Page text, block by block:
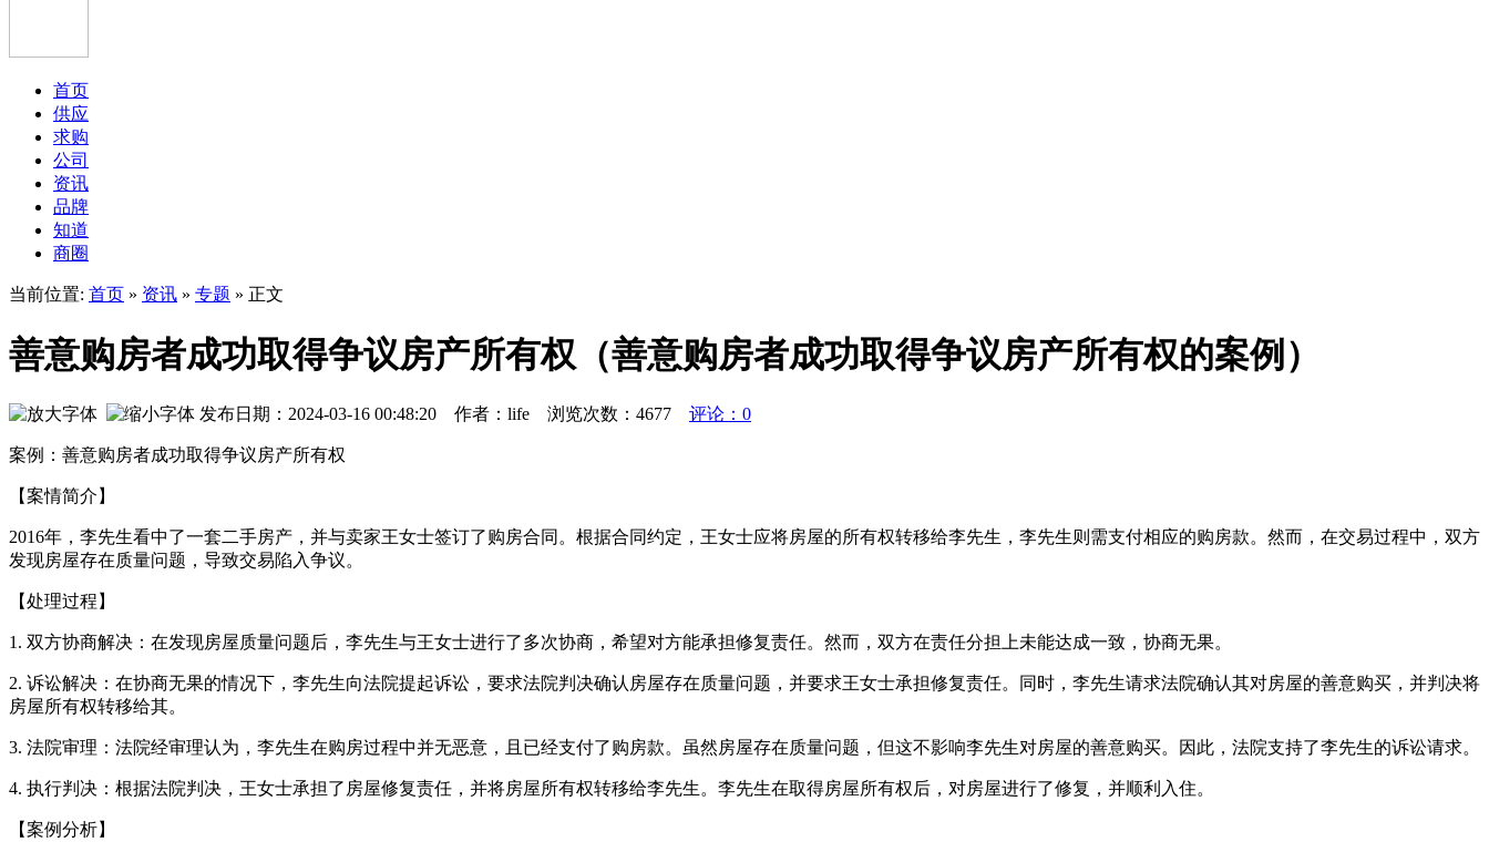
首页
供应
求购
公司
资讯
品牌
知道
商圈
当前位置: 首页 » 资讯 » 专题 » 正文
善意购房者成功取得争议房产所有权（善意购房者成功取得争议房产所有权的案例）
发布日期：2024-03-16 00:48:20 作者：life 浏览次数： 4677 评论：0
案例：善意购房者成功取得争议房产所有权
【案情简介】
2016年，李先生看中了一套二手房产，并与卖家王女士签订了购房合同。根据合同约定，王女士应将房屋的所有权转移给李先生，李先生则需支付相应的购房款。然而，在交易过程中，双方
发现房屋存在质量问题，导致交易陷入争议。
【处理过程】
1. 双方协商解决：在发现房屋质量问题后，李先生与王女士进行了多次协商，希望对方能承担修复责任。然而，双方在责任分担上未能达成一致，协商无果。
2. 诉讼解决：在协商无果的情况下，李先生向法院提起诉讼，要求法院判决确认房屋存在质量问题，并要求王女士承担修复责任。同时，李先生请求法院确认其对房屋的善意购买，并判决将
房屋所有权转移给其。
3. 法院审理：法院经审理认为，李先生在购房过程中并无恶意，且已经支付了购房款。虽然房屋存在质量问题，但这不影响李先生对房屋的善意购买。因此，法院支持了李先生的诉讼请求。
4. 执行判决：根据法院判决，王女士承担了房屋修复责任，并将房屋所有权转移给李先生。李先生在取得房屋所有权后，对房屋进行了修复，并顺利入住。
【案例分析】